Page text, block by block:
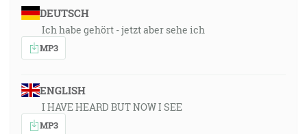
DEUTSCH
Ich habe gehört - jetzt aber sehe ich
MP3
ENGLISH
I HAVE HEARD BUT NOW I SEE
MP3